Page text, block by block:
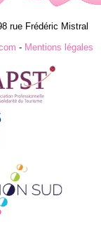
rue Frédéric Mistral
- Mentions légales